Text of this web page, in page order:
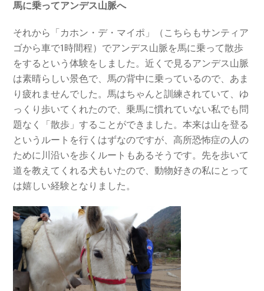
馬に乗ってアンデス山脈へ
それから「カホン・デ・マイポ」（こちらもサンティア
ゴから車で1時間程）でアンデス山脈を馬に乗って散歩
をするという体験をしました。近くで見るアンデス山脈
は素晴らしい景色で、馬の背中に乗っているので、あま
り疲れませんでした。馬はちゃんと訓練されていて、ゆ
っくり歩いてくれたので、乗馬に慣れていない私でも問
題なく「散歩」することができました。本来は山を登る
というルートを行くはずなのですが、高所恐怖症の人の
ために川沿いを歩くルートもあるそうです。先を歩いて
道を教えてくれる犬もいたので、動物好きの私にとって
は嬉しい経験となりました。